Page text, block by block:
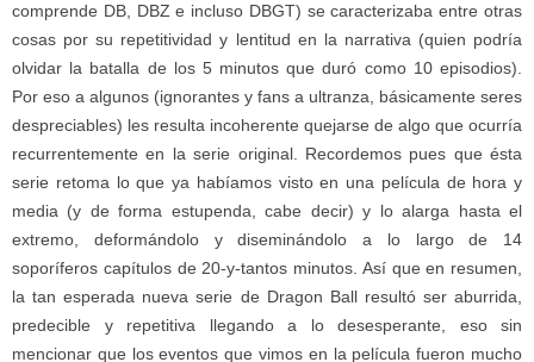
comprende DB, DBZ e incluso DBGT) se caracterizaba entre otras
cosas por su repetitividad y lentitud en la narrativa (quien podría
olvidar la batalla de los 5 minutos que duró como 10 episodios).
Por eso a algunos (ignorantes y fans a ultranza, básicamente seres
despreciables) les resulta incoherente quejarse de algo que ocurría
recurrentemente en la serie original. Recordemos pues que ésta
serie retoma lo que ya habíamos visto en una película de hora y
media (y de forma estupenda, cabe decir) y lo alarga hasta el
extremo, deformándolo y diseminándolo a lo largo de 14
soporíferos capítulos de 20-y-tantos minutos. Así que en resumen,
la tan esperada nueva serie de Dragon Ball resultó ser aburrida,
predecible y repetitiva llegando a lo desesperante, eso sin
mencionar que los eventos que vimos en la película fueron mucho